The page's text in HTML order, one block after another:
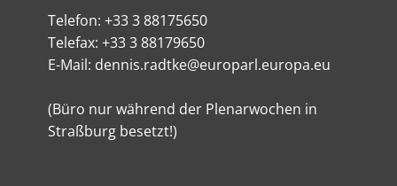
Telefon: +33 3 88175650
Telefax: +33 3 88179650
E-Mail: dennis.radtke@europarl.europa.eu
(Büro nur während der Plenarwochen in
Straßburg besetzt!)